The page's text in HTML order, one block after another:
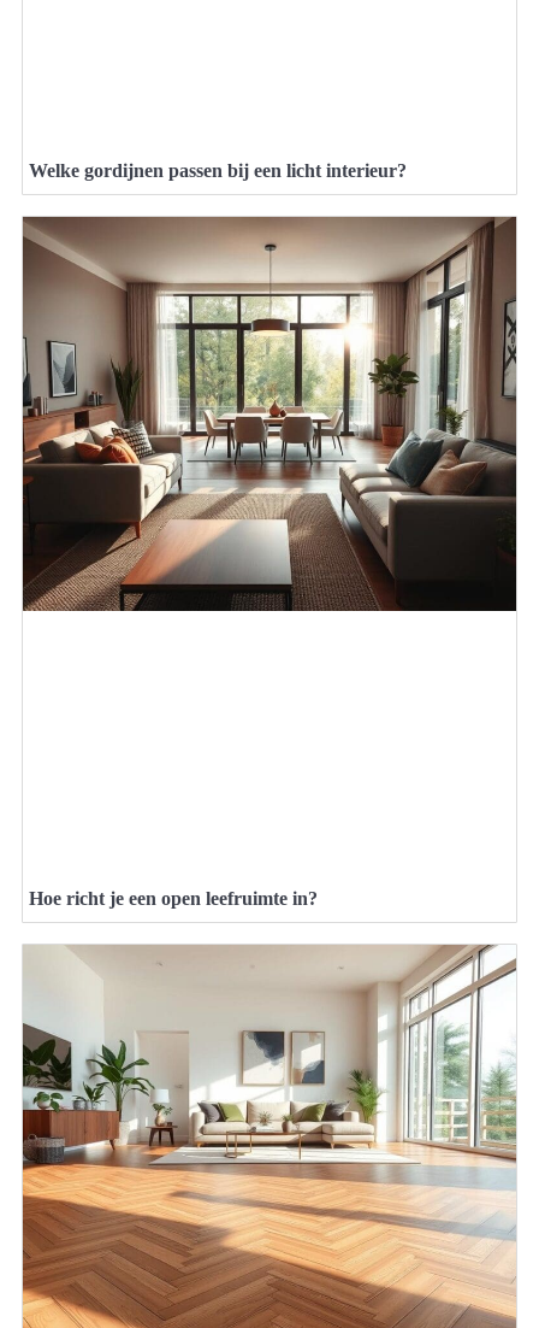
Welke gordijnen passen bij een licht interieur?
Hoe richt je een open leefruimte in?